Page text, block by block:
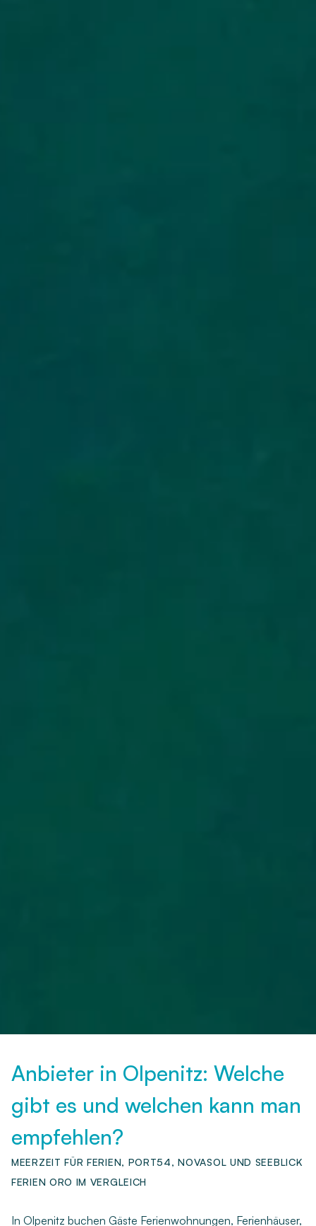
Anbieter in Olpenitz: Welche
gibt es und welchen kann man
empfehlen?
MEERZEIT FÜR FERIEN, PORT54, NOVASOL UND SEEBLICK
FERIEN ORO IM VERGLEICH
In Olpenitz buchen Gäste Ferienwohnungen, Ferienhäuser,